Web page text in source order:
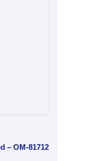
– OM-81712